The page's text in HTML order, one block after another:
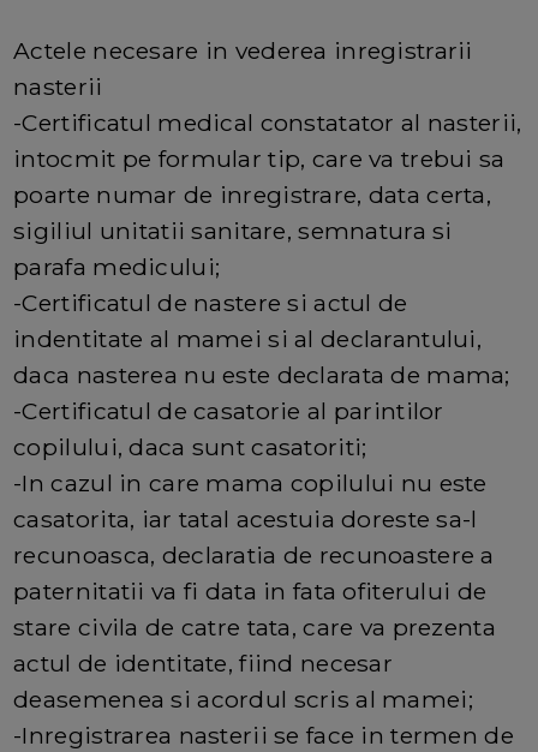
Actele necesare in vederea inregistrarii
nasterii
-Certificatul medical constatator al nasterii,
intocmit pe formular tip, care va trebui sa
poarte numar de inregistrare, data certa,
sigiliul unitatii sanitare, semnatura si
parafa medicului;
-Certificatul de nastere si actul de
indentitate al mamei si al declarantului,
daca nasterea nu este declarata de mama;
-Certificatul de casatorie al parintilor
copilului, daca sunt casatoriti;
-In cazul in care mama copilului nu este
casatorita, iar tatal acestuia doreste sa-l
recunoasca, declaratia de recunoastere a
paternitatii va fi data in fata ofiterului de
stare civila de catre tata, care va prezenta
actul de identitate, fiind necesar
deasemenea si acordul scris al mamei;
-Inregistrarea nasterii se face in termen de